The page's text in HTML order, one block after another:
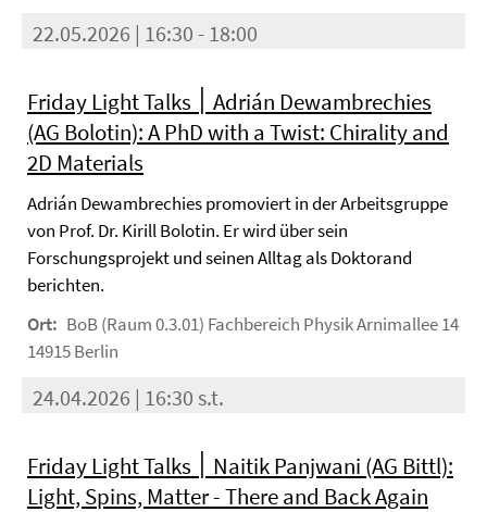
22.05.2026 | 16:30 - 18:00
Friday Light Talks ׀ Adrián Dewambrechies
(AG Bolotin): A PhD with a Twist: Chirality and
2D Materials
Adrián Dewambrechies promoviert in der Arbeitsgruppe
von Prof. Dr. Kirill Bolotin. Er wird über sein
Forschungsprojekt und seinen Alltag als Doktorand
berichten.
Ort: BoB (Raum 0.3.01) Fachbereich Physik Arnimallee 14
14915 Berlin
24.04.2026 | 16:30 s.t.
Friday Light Talks ׀ Naitik Panjwani (AG Bittl):
Light, Spins, Matter - There and Back Again